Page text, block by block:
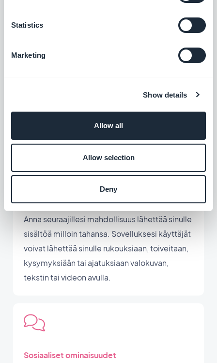
Statistics
Marketing
Show details
Allow all
Allow selection
Deny
Pidä yhteyttä seuraajiin ja
Anna seuraajillesi mahdollisuus lähettää sinulle
sisältöä milloin tahansa. Sovelluksesi käyttäjät
voivat lähettää sinulle rukouksiaan, toiveitaan,
kysymyksiään tai ajatuksiaan valokuvan,
tekstin tai videon avulla.
Sosiaaliset ominaisuudet